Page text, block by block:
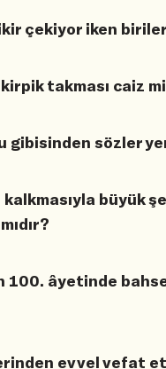
çekiyor iken
kirpik takması caiz
gibisinden sözler
kalkmasıyla büyük
100. âyetinde
evvel vefat